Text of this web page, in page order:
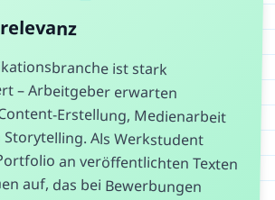
ist stark
– Arbeitgeber erwarten
Erstellung, Medienarbeit
Als Werkstudent
an veröffentlichten Texten
auf, das bei Bewerbungen
lernst du die Dynamik
kennen und entwickelst
welche Geschichten